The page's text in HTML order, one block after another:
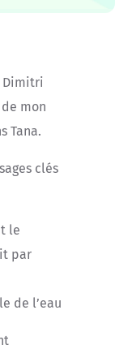
Dimitri
mon
Tana.
clés
le
par
de l’eau